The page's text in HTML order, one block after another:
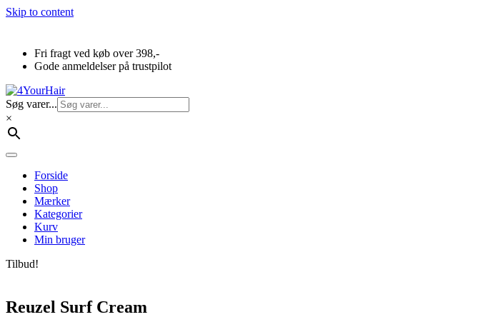
Skip to content
Fri fragt ved køb over 398,-
Gode anmeldelser på trustpilot
Søg varer...
×
Forside
Shop
Mærker
Kategorier
Kurv
Min bruger
Tilbud!
Reuzel Surf Cream